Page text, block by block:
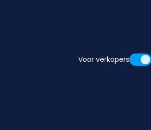
Voor verkopers